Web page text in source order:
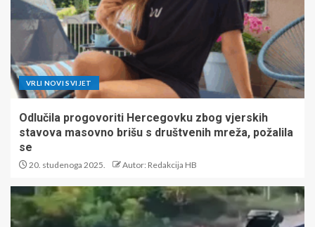
VRLI NOVI SVIJET
Odlučila progovoriti Hercegovku zbog vjerskih
stavova masovno brišu s društvenih mreža, požalila
se
20. studenoga 2025. Autor: Redakcija HB